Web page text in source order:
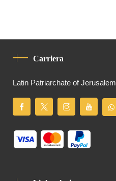
Carriera
Latin Patriarchate of Jerusalem